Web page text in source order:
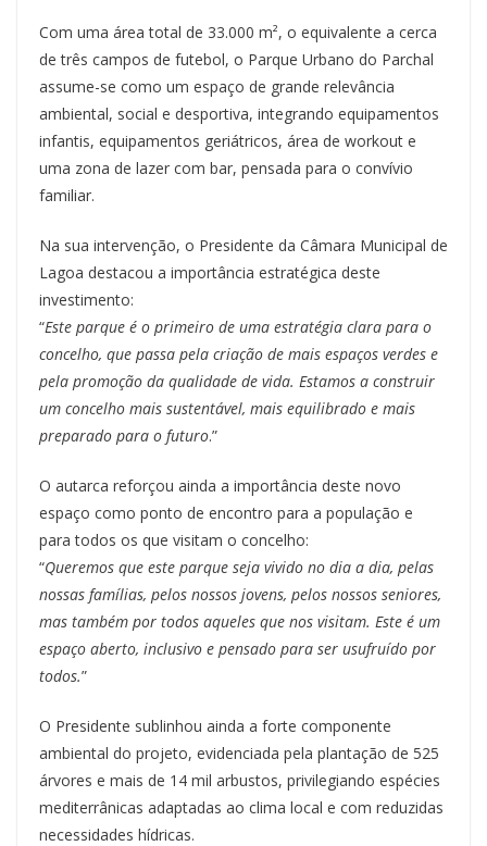
Com uma área total de 33.000 m², o equivalente a cerca
de três campos de futebol, o Parque Urbano do Parchal
assume-se como um espaço de grande relevância
ambiental, social e desportiva, integrando equipamentos
infantis, equipamentos geriátricos, área de workout e
uma zona de lazer com bar, pensada para o convívio
familiar.
Na sua intervenção, o Presidente da Câmara Municipal de
Lagoa destacou a importância estratégica deste
investimento:
“Este parque é o primeiro de uma estratégia clara para o
concelho, que passa pela criação de mais espaços verdes e
pela promoção da qualidade de vida. Estamos a construir
um concelho mais sustentável, mais equilibrado e mais
preparado para o futuro.”
O autarca reforçou ainda a importância deste novo
espaço como ponto de encontro para a população e
para todos os que visitam o concelho:
“Queremos que este parque seja vivido no dia a dia, pelas
nossas famílias, pelos nossos jovens, pelos nossos seniores,
mas também por todos aqueles que nos visitam. Este é um
espaço aberto, inclusivo e pensado para ser usufruído por
todos.”
O Presidente sublinhou ainda a forte componente
ambiental do projeto, evidenciada pela plantação de 525
árvores e mais de 14 mil arbustos, privilegiando espécies
mediterrânicas adaptadas ao clima local e com reduzidas
necessidades hídricas.